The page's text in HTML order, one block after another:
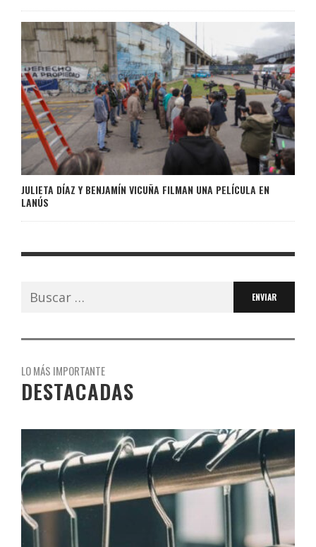
JULIETA DÍAZ Y BENJAMÍN VICUÑA FILMAN UNA PELÍCULA EN
LANÚS
Buscar:
LO MÁS IMPORTANTE
DESTACADAS